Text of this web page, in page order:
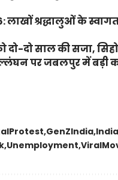
लाखों श्रद्धालुओं के
दो साल की सजा,
पर जबलपुर में बड़ी
GenZIndia
Unemployment